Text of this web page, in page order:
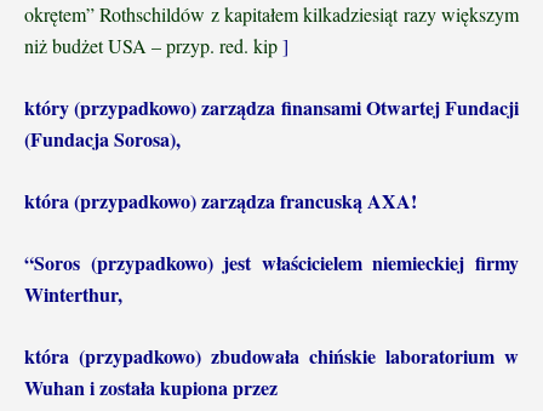
okrętem” Rothschildów z kapitałem kilkadziesiąt razy większym
niż budżet USA – przyp. red. kip]
który (przypadkowo) zarządza finansami Otwartej Fundacji
(Fundacja Sorosa),
która (przypadkowo) zarządza francuską AXA!
“Soros (przypadkowo) jest właścicielem niemieckiej firmy
Winterthur,
która (przypadkowo) zbudowała chińskie laboratorium w
Wuhan i została kupiona przez